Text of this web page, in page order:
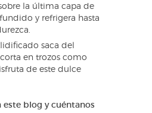
la última capa de
y refrigera hasta
saca del
en trozos como
de este dulce
este blog y cuéntanos